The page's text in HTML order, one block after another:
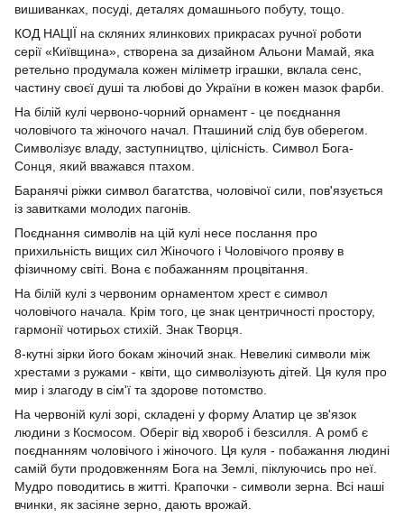
вишиванках, посуді, деталях домашнього побуту, тощо.
КОД НАЦІЇ на скляних ялинкових прикрасах ручної роботи
серії «Київщина», створена за дизайном Альони Мамай, яка
ретельно продумала кожен міліметр іграшки, вклала сенс,
частину своєї душі та любові до України в кожен мазок фарби.
На білій кулі червоно-чорний орнамент - це поєднання
чоловічого та жіночого начал. Пташиний слід був оберегом.
Символізує владу, заступництво, цілісність. Символ Бога-
Сонця, який вважався птахом.
Баранячі ріжки символ багатства, чоловічої сили, пов'язується
із завитками молодих пагонів.
Поєднання символів на цій кулі несе послання про
прихильність вищих сил Жіночого і Чоловічого прояву в
фізичному світі. Вона є побажанням процвітання.
На білій кулі з червоним орнаментом хрест є символ
чоловічого начала. Крім того, це знак центричності простору,
гармонії чотирьох стихій. Знак Творця.
8-кутні зірки його бокам жіночий знак. Невеликі символи між
хрестами з ружами - квіти, що символізують дітей. Ця куля про
мир і злагоду в сім'ї та здорове потомство.
На червоній кулі зорі, складені у форму Алатир це зв'язок
людини з Космосом. Оберіг від хвороб і безсилля. А ромб є
поєднанням чоловічого і жіночого. Ця куля - побажання людині
самій бути продовженням Бога на Землі, піклуючись про неї.
Мудро поводитись в житті. Крапочки - символи зерна. Всі наші
вчинки, як засіяне зерно, дають врожай.